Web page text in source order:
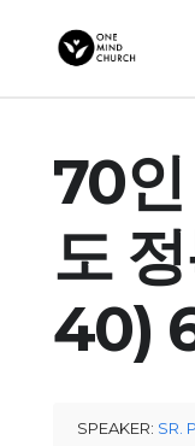
70인
도
40)
SPEAKER: SR.